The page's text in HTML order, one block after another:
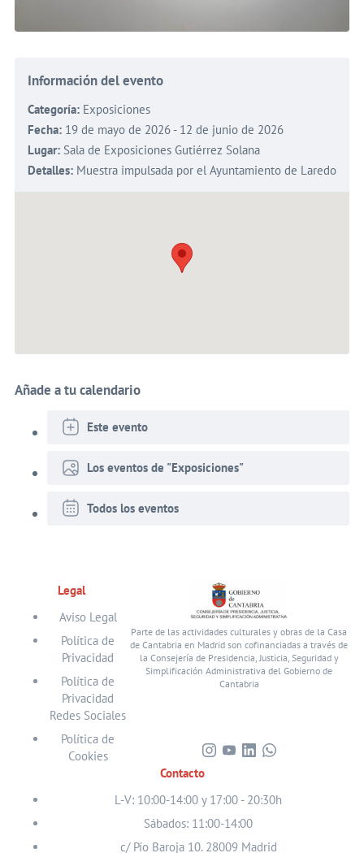
Información del evento
Categoría: Exposiciones
Fecha: 19 de mayo de 2026 - 12 de junio de 2026
Lugar: Sala de Exposiciones Gutiérrez Solana
Detalles: Muestra impulsada por el Ayuntamiento de Laredo
Añade a tu calendario
Este evento
Los eventos de "Exposiciones"
Todos los eventos
Legal
Aviso Legal
Política de
Privacidad
Política de
Privacidad
Redes Sociales
Política de
Cookies
Parte de las actividades culturales y obras de la Casa
de Cantabria en Madrid son cofinanciadas a través de
la Consejería de Presidencia, Justicia, Seguridad y
Simplificación Administrativa del Gobierno de
Cantabria
Visita
perfil
en
Instagram
Visita
perfil
en
Youtube
Visita
perfil
en
Linkedin
Visita
perfil
WhatsApp
Contacto
L-V: 10:00-14:00 y 17:00 - 20:30h
Sábados: 11:00-14:00
c/ Pío Baroja 10. 28009 Madrid